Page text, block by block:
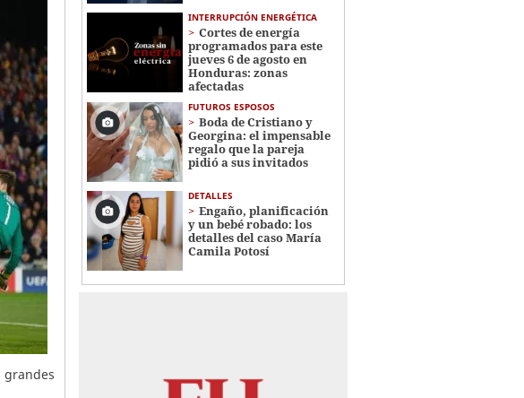
grandes
INTERRUPCIÓN ENERGÉTICA
Cortes de energía
programados para este
jueves 6 de agosto en
Honduras: zonas
afectadas
FUTUROS ESPOSOS
Boda de Cristiano y
Georgina: el impensable
regalo que la pareja
pidió a sus invitados
DETALLES
Engaño, planificación
y un bebé robado: los
detalles del caso María
Camila Potosí